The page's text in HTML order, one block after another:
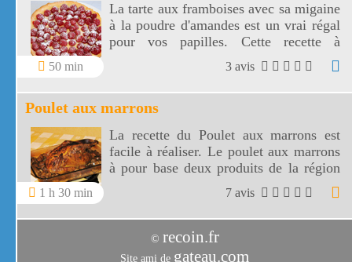
50 min
La tarte aux framboises avec sa migaine
à la poudre d'amandes est un vrai régal
pour vos papilles. Cette recette à
l'ancienne, très appétissante, va réveiller
en vous un élan de gourmandise.
3 avis
Poulet aux marrons
1 h 30 min
La recette du Poulet aux marrons est
facile à réaliser. Le poulet aux marrons
à pour base deux produits de la région
Rhône Alpes, le poulet de Bresse et les
7 avis
© recoin.fr
Site ami de gateau.com